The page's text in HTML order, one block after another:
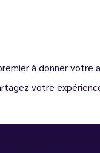
à donner votre
votre